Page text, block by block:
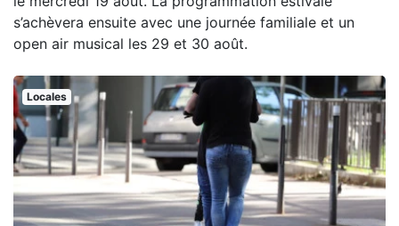
s’achèvera ensuite avec une journée familiale et un
open air musical les 29 et 30 août.
Locales